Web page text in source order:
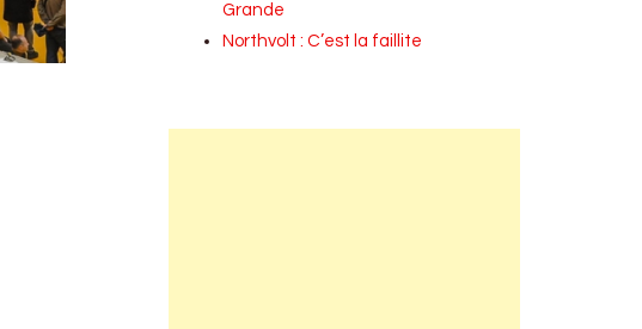
Grande
Northvolt : C’est la faillite